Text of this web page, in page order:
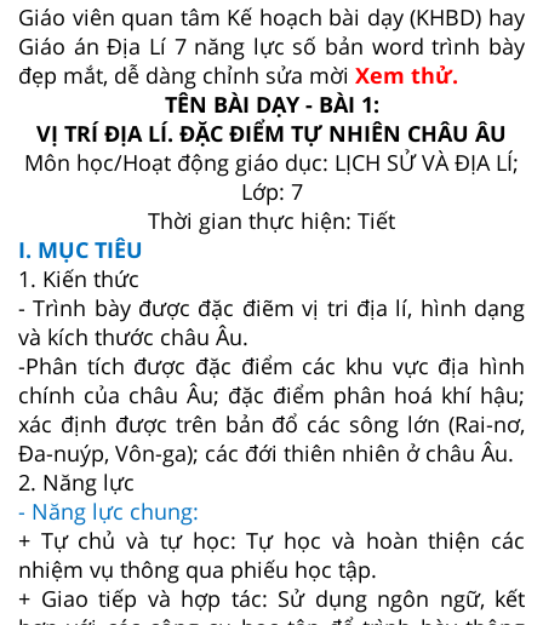
Giáo viên quan tâm Kế hoạch bài dạy (KHBD) hay
Giáo án Địa Lí 7 năng lực số bản word trình bày
đẹp mắt, dễ dàng chỉnh sửa mời Xem thử.
TÊN BÀI DẠY - BÀI 1:
VỊ TRÍ ĐỊA LÍ. ĐẶC ĐIỂM TỰ NHIÊN CHÂU ÂU
Môn học/Hoạt động giáo dục: LỊCH SỬ VÀ ĐỊA LÍ;
Lớp: 7
Thời gian thực hiện: Tiết
I. MỤC TIÊU
1. Kiến thức
- Trình bày được đặc điẽm vị tri địa lí, hình dạng
và kích thước châu Âu.
-Phân tích được đặc điểm các khu vực địa hình
chính của châu Âu; đặc điểm phân hoá khí hậu;
xác định được trên bản đổ các sông lớn (Rai-nơ,
Đa-nuýp, Vôn-ga); các đới thiên nhiên ở châu Âu.
2. Năng lực
- Năng lực chung:
+ Tự chủ và tự học: Tự học và hoàn thiện các
nhiệm vụ thông qua phiếu học tập.
+ Giao tiếp và hợp tác: Sử dụng ngôn ngữ, kết